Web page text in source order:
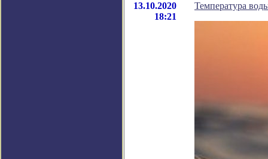
13.10.2020
18:21
Температура